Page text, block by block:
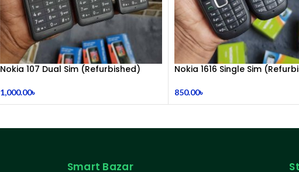
Nokia 107 Dual Sim (Refurbished)
1,000.00৳
Nokia 1616 Single Sim
850.00৳
Smart Bazar